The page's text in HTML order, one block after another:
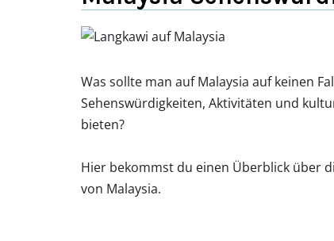
Was sollte man auf Malaysia auf keinen
Sehenswürdigkeiten, Aktivitäten und
bieten?
Hier bekommst du einen Überblick über
von Malaysia.